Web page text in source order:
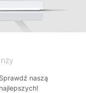
naszą